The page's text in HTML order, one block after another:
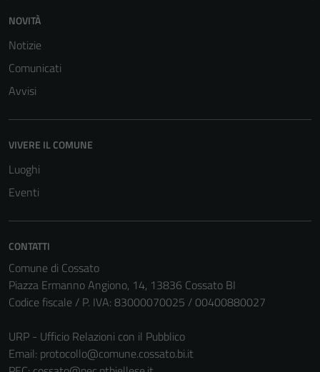
NOVITÀ
Notizie
Comunicati
Avvisi
VIVERE IL COMUNE
Luoghi
Eventi
CONTATTI
Comune di Cossato
Piazza Ermanno Angiono, 14, 13836 Cossato BI
Codice fiscale / P. IVA: 83000070025 / 00400880027
URP - Ufficio Relazioni con il Pubblico
Email: protocollo@comune.cossato.bi.it
Tecnici
Questi cookie